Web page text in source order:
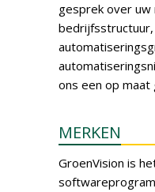
gesprek over uw
bedrijfsstructuur,
ons een op maat
MERKEN
GroenVision is